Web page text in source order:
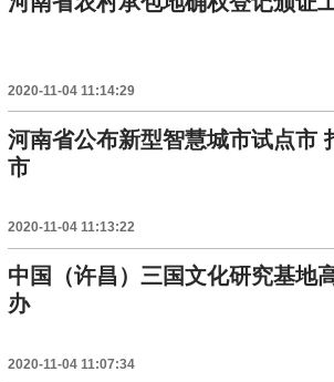
2020-11-04 11:14:29
河南省公布新型智慧城市试点市
市
2020-11-04 11:13:22
中国（许昌）三国文化研究基地
办
2020-11-04 11:07:34